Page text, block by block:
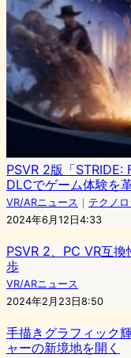
PSVR 2版「
DLCでゲーム体験を
VR/ARニュース ｜ テクノ
2024年6月12日4:33
PSVR 2、PC VR互
歩
VR/ARニュース
2024年2月23日8:50
手描きグラフィック
ャーの新境地を開く